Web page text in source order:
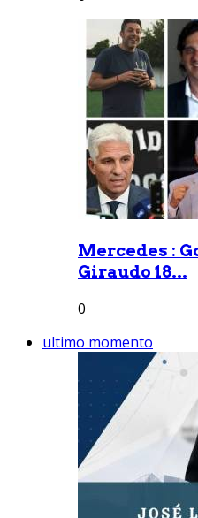
Mercedes :
Giraudo 18...
0
ultimo momento